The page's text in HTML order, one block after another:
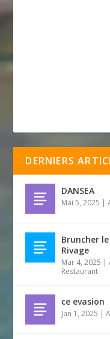
DERNIERS
DANSEA
Mai 5, 2025 |
Bruncher
Rivage
Mar 4, 2025 |
Restaurant
ce evasion
Jan 1, 2025 |